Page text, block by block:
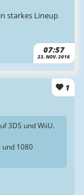
07:57
23. NOV. 2016
starkes Lineup
1
3DS und WiiU.
und 1080